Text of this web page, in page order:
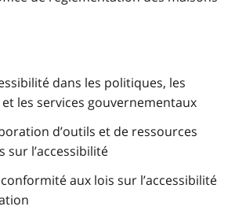
dans les politiques, les
les services gouvernementaux
d’outils et de ressources
sur l’accessibilité
aux lois sur l’accessibilité